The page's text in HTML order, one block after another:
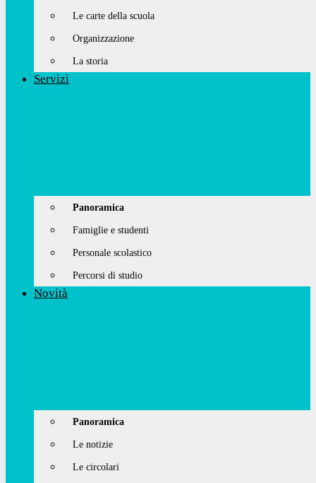
Le carte della scuola
Organizzazione
La storia
Servizi
Panoramica
Famiglie e studenti
Personale scolastico
Percorsi di studio
Novità
Panoramica
Le notizie
Le circolari